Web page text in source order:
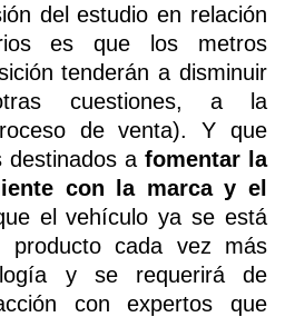
del estudio en relación
es que los metros
tenderán a disminuir
cuestiones, a la
de venta). Y que
destinados a fomentar la
con la marca y el
el vehículo ya se está
producto cada vez más
y se requerirá de
con expertos que